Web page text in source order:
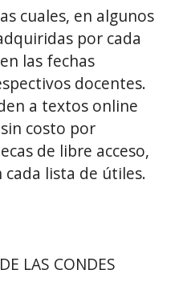
cuales, en algunos
por cada
las fechas
docentes.
a textos online
costo por
de libre acceso,
lista de útiles.
LAS CONDES